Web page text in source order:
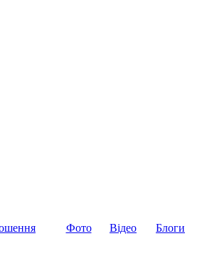
Фото Відео Блоги